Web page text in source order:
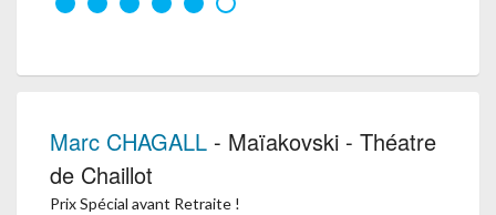
Marc CHAGALL - Maïakovski - Théatre
de Chaillot
Prix Spécial avant Retraite !